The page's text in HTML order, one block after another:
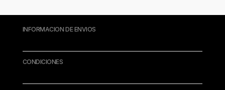
INFORMACION DE ENVIOS
CONDICIONES